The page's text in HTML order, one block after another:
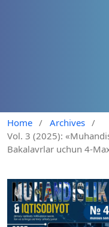
Home / Archives /
Vol. 3 (2025):
Bakalavrlar uchun 4-